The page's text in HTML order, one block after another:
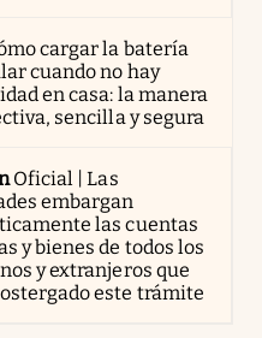
cargar la batería
cuando no hay
en casa: la manera
sencilla y segura
Oficial | Las
embargan
las cuentas
y bienes de todos los
y extranjeros que
este trámite